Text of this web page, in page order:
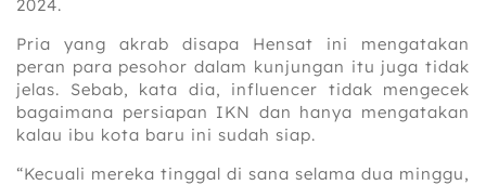
2024.
Pria yang akrab disapa Hensat ini mengatakan
peran para pesohor dalam kunjungan itu juga tidak
jelas. Sebab, kata dia, influencer tidak mengecek
bagaimana persiapan IKN dan hanya mengatakan
kalau ibu kota baru ini sudah siap.
“Kecuali mereka tinggal di sana selama dua minggu,